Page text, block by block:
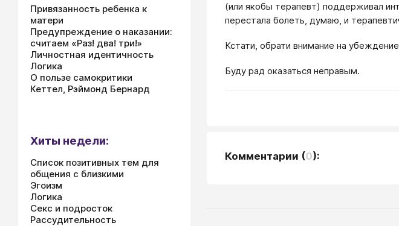
(или якобы терапевт) поддерживал
перестала болеть, думаю, и
Кстати, обрати внимание на
Буду рад оказаться неправым.
Комментарии (0):
Привязанность ребенка к
матери
Предупреждение о наказании:
считаем «Раз! два! три!»
Личностная идентичность
Логика
О пользе самокритики
Кеттел, Рэймонд Бернард
Хиты недели:
Список позитивных тем для
общения с близкими
Эгоизм
Логика
Секс и подросток
Рассудительность